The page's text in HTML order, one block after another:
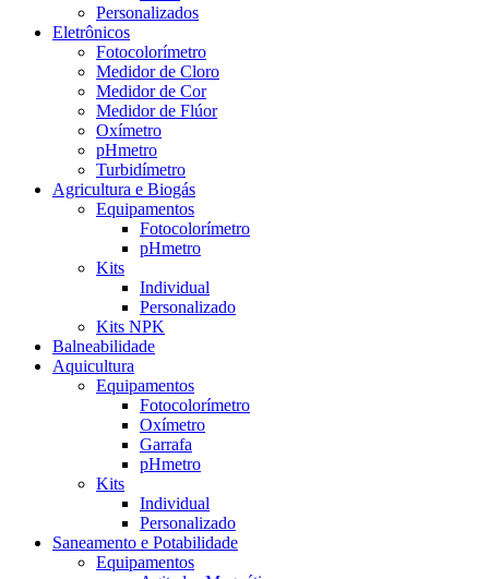
Personalizados
Eletrônicos
Fotocolorímetro
Medidor de Cloro
Medidor de Cor
Medidor de Flúor
Oxímetro
pHmetro
Turbidímetro
Agricultura e Biogás
Equipamentos
Fotocolorímetro
pHmetro
Kits
Individual
Personalizado
Kits NPK
Balneabilidade
Aquicultura
Equipamentos
Fotocolorímetro
Oxímetro
Garrafa
pHmetro
Kits
Individual
Personalizado
Saneamento e Potabilidade
Equipamentos